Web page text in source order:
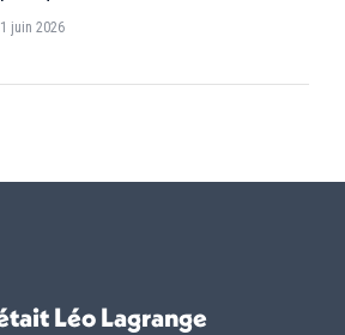
1 juin 2026
Léo Lagrange